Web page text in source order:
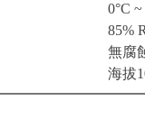
0°C ~
85%
無腐
海拔